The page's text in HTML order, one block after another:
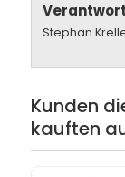
Stephan
Kunden
kauften